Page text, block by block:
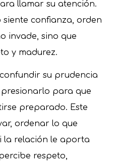
llamar su atención.
confianza, orden
invade, sino que
y madurez.
su prudencia
para que
preparado. Este
ordenar lo que
la relación le aporta
respeto,